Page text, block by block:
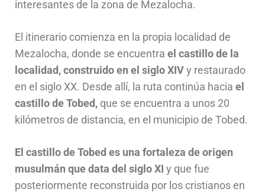
interesantes de la zona de Mezalocha.
El itinerario comienza en la propia localidad de
Mezalocha, donde se encuentra el castillo de la
localidad, construido en el siglo XIVy restaurado
en el siglo XX. Desde allí, la ruta continúa hacia el
castillo de Tobed, que se encuentra a unos 20
kilómetros de distancia, en el municipio de Tobed.
El castillo de Tobed es una fortaleza de origen
musulmán que data del siglo XI y que fue
posteriormente reconstruida por los cristianos en